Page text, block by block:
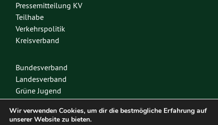
Pressemitteilung KV
Teilhabe
Verkehrspolitik
Kreisverband
Bundesverband
Landesverband
Grüne Jugend
Spenden
Mitglied werden
Wir verwenden Cookies, um dir die bestmögliche Erfahrung auf
unserer Website zu bieten.